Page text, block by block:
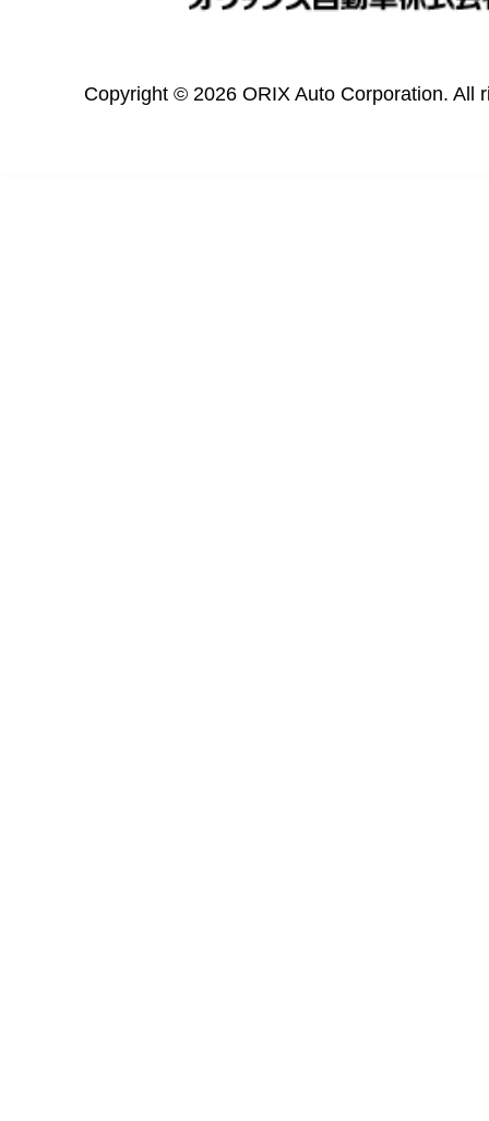
Copyright © 2026 ORIX Auto Corporation. All